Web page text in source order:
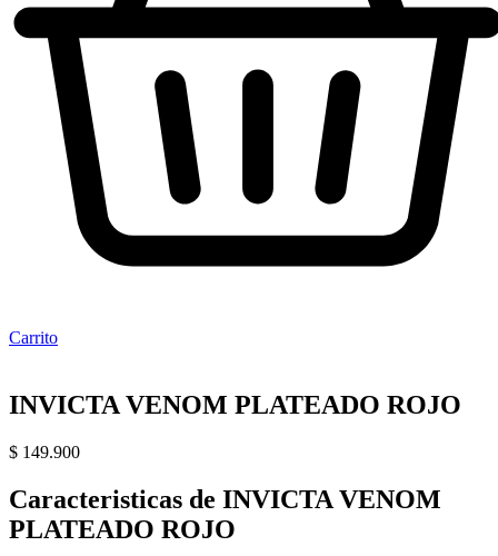
Carrito
INVICTA VENOM PLATEADO ROJO
$ 149.900
Caracteristicas de INVICTA VENOM
PLATEADO ROJO